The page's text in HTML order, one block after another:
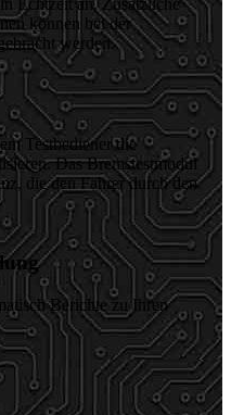
können bei der
werden.
Testbediener die
Das Bremstestmodul
die den Fahrer durch den
Berichte zu Ihren